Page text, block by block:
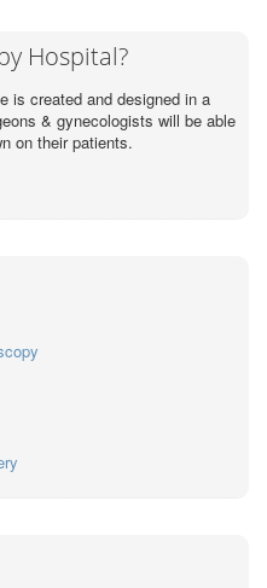
Hospital?
is created and designed in a
& gynecologists will be able
on their patients.